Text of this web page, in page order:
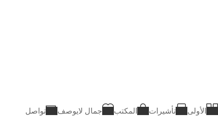
الأولى تأشيرات المكتب جمال لايوصف تواصل